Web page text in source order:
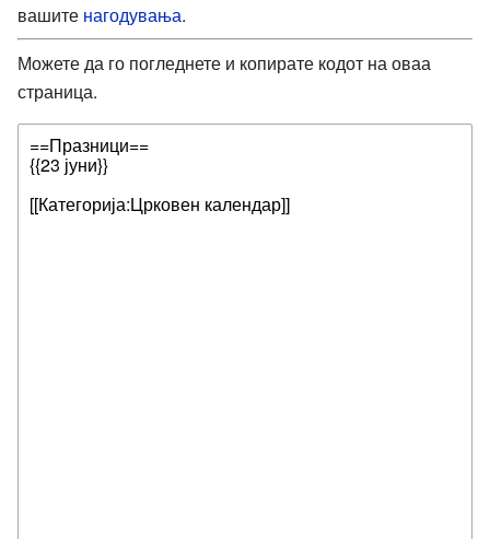
вашите нагодувања.
Можете да го погледнете и копирате кодот на оваа
страница.